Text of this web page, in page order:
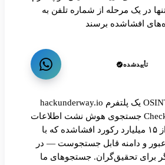
در یک مرحله از شماره تلفن به
تأییدشده
hackunderway.io یک پلتفرم OSINT است که موتور
جستجوی هوش نشت اطلاعات CheckLeaked را میزبانی
می‌کند — بیش از ۱۵ میلیارد رکورد افشاشده که با
عبور و دامنه قابل جستجوست — در
برای تحقیق‌گران. جستجوهای ما